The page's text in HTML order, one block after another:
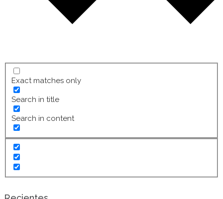
Exact matches only
Search in title
Search in content